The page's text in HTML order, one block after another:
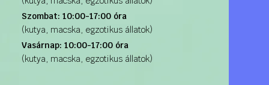
Szombat: 10:00-17:00 óra
(kutya, macska, egzotikus állatok)
Vasárnap: 10:00-17:00 óra
(kutya, macska, egzotikus állatok)